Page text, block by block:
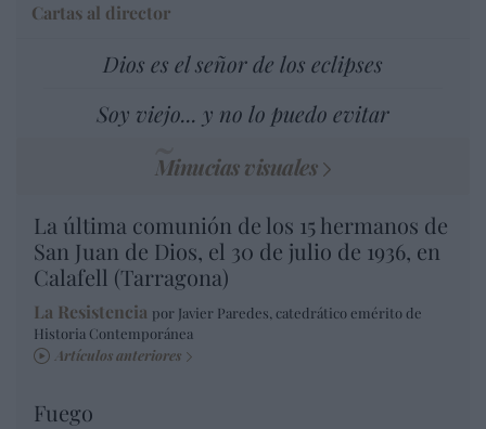
Cartas al director
Dios es el señor de los eclipses
Soy viejo... y no lo puedo evitar
Minucias visuales
La última comunión de los 15 hermanos de
San Juan de Dios, el 30 de julio de 1936, en
Calafell (Tarragona)
La Resistencia por Javier Paredes, catedrático emérito de
Historia Contemporánea
Artículos anteriores
Fuego